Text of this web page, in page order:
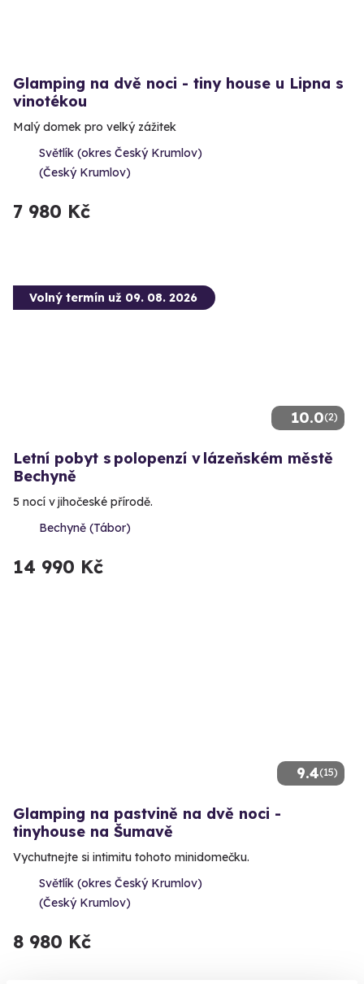
Glamping na dvě noci - tiny house u Lipna s
vinotékou
Malý domek pro velký zážitek
Světlík (okres Český Krumlov)
(Český Krumlov)
7 980 Kč
10.0(2)
Volný termín už 09. 08. 2026
Letní pobyt s polopenzí v lázeňském městě
Bechyně
5 nocí v jihočeské přírodě.
Bechyně (Tábor)
14 990 Kč
9.4(15)
Glamping na pastvině na dvě noci -
tinyhouse na Šumavě
Vychutnejte si intimitu tohoto minidomečku.
Světlík (okres Český Krumlov)
(Český Krumlov)
8 980 Kč